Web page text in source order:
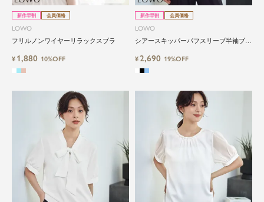
新作早割 会員価格
LOWO
フリルノンワイヤーリラックスブラ
¥ 1,880 10%OFF
新作早割 会員価格
LOWO
シアースキッパーパフスリーブ半袖ブラ
¥2,690 19%OFF